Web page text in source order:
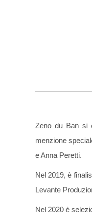
Zeno du Ban si
menzione
e Anna Peretti.
Nel 2019, è
Levante
Nel 2020 è